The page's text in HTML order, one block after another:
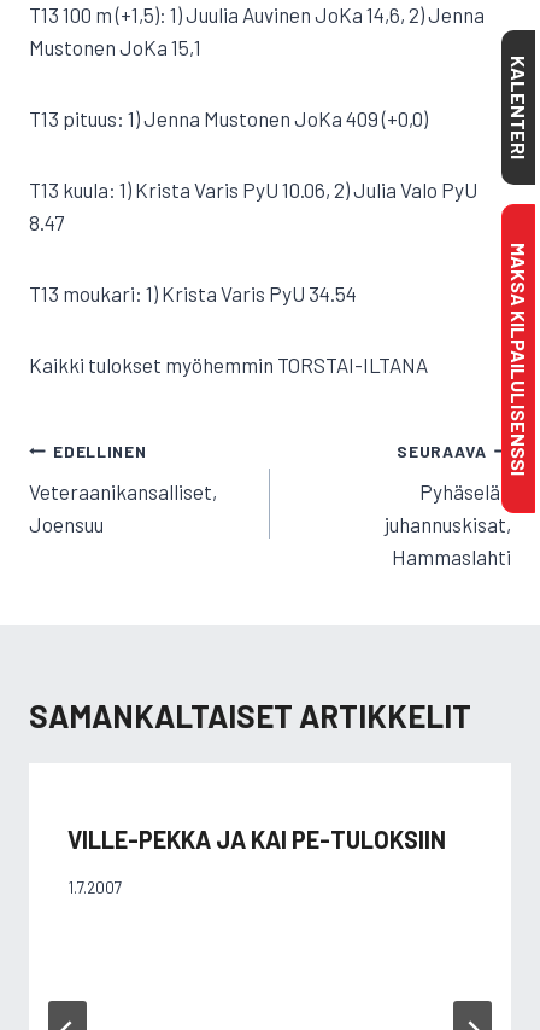
T13 100 m (+1,5): 1) Juulia Auvinen JoKa 14,6, 2) Jenna
Mustonen JoKa 15,1
T13 pituus: 1) Jenna Mustonen JoKa 409 (+0,0)
T13 kuula: 1) Krista Varis PyU 10.06, 2) Julia Valo PyU
8.47
T13 moukari: 1) Krista Varis PyU 34.54
Kaikki tulokset myöhemmin TORSTAI-ILTANA
ARTIKKELIEN
SELAUS
EDELLINEN
Veteraanikansalliset,
Joensuu
SEURAAVA
Pyhäselän
juhannuskisat,
Hammaslahti
SAMANKALTAISET ARTIKKELIT
VILLE-PEKKA JA KAI PE-TULOKSIIN
1.7.2007
KALENTERI
MAKSA KILPAILULISENSSI